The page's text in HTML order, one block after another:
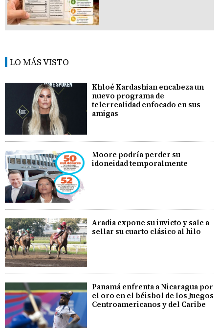
LO MÁS VISTO
Khloé Kardashian encabeza un
nuevo programa de
telerrealidad enfocado en sus
amigas
Moore podría perder su
idoneidad temporalmente
Aradia expone su invicto y sale a
sellar su cuarto clásico al hilo
Panamá enfrenta a Nicaragua por
el oro en el béisbol de los Juegos
Centroamericanos y del Caribe